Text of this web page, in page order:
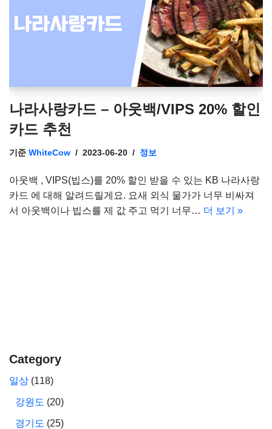
나라사랑카드 – 아웃백/VIPS 20% 할인
카드 추천
기준 WhiteCow 2023-06-20 정보
아웃백 , VIPS(빕스)를 20% 할인 받을 수 있는 KB 나라사랑
카드 에 대해 알려드릴게요. 요새 외식 물가가 너무 비싸져
서 아웃백이나 빕스를 제 값 주고 먹기 너무… 더 보기 »
Category
일상 (118)
강원도 (20)
경기도 (25)